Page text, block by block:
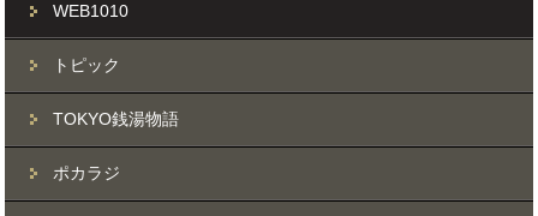
WEB1010
トピック
TOKYO銭湯物語
ポカラジ